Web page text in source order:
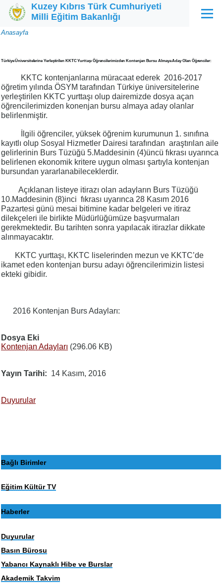
Ana içeriğe atla
Kuzey Kıbrıs Türk Cumhuriyeti
Milli Eğitim Bakanlığı
Menü
Sayfa
Anasayfa
Türkiye Üniversitelerine Yerleştirilen KKTC Yurttaşı Öğrencilerimizden Kontenjan Bursu Almaya Aday Olan Öğrenciler:
KKTC kontenjanlarına müracaat ederek 2016-2017
öğretim yılında ÖSYM tarafından Türkiye üniversitelerine
yerleştirilen KKTC yurttaşı olup dairemizde dosya açan
öğrencilerimizden konenjan bursu almaya aday olanlar
belirlenmiştir.
İlgili öğrenciler, yüksek öğrenim kurumunun 1. sınıfına
kayıtlı olup Sosyal Hizmetler Dairesi tarafından araştırılan aile
gelirlerinin Burs Tüzüğü 5.Maddesinin (4)üncü fıkrası uyarınca
belirlenen ekonomik kritere uygun olması şartıyla kontenjan
bursundan yararlanabileceklerdir.
Açıklanan listeye itirazı olan adayların Burs Tüzüğü
10.Maddesinin (8)inci fıkrası uyarınca 28 Kasım 2016
Pazartesi günü mesai bitimine kadar belgeleri ve itiraz
dilekçeleri ile birlikte Müdürlüğümüze başvurmaları
gerekmektedir. Bu tarihten sonra yapılacak itirazlar dikkate
alınmayacaktır.
KKTC yurttaşı, KKTC liselerinden mezun ve KKTC’de
ikamet eden kontenjan bursu adayı öğrencilerimizin listesi
ekteki gibidir.
2016 Kontenjan Burs Adayları:
Dosya Eki
Kontenjan Adayları (296.06 KB)
Yayın Tarihi 14 Kasım, 2016
Duyurular
Bağlı Birimler
Eğitim Kültür TV
Haberler
Duyurular
Basın Bürosu
Yabancı Kaynaklı Hibe ve Burslar
Akademik Takvim